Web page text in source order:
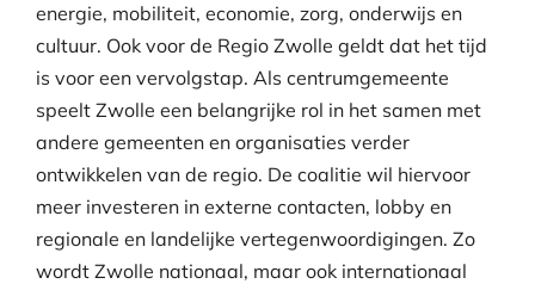
energie, mobiliteit, economie, zorg, onderwijs en
cultuur. Ook voor de Regio Zwolle geldt dat het tijd
is voor een vervolgstap. Als centrumgemeente
speelt Zwolle een belangrijke rol in het samen met
andere gemeenten en organisaties verder
ontwikkelen van de regio. De coalitie wil hiervoor
meer investeren in externe contacten, lobby en
regionale en landelijke vertegenwoordigingen. Zo
wordt Zwolle nationaal, maar ook internationaal